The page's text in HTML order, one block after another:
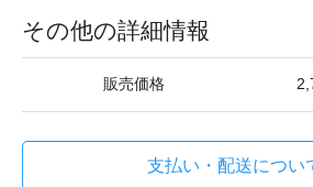
その他の詳細情報
販売価格
支払い・配送につい